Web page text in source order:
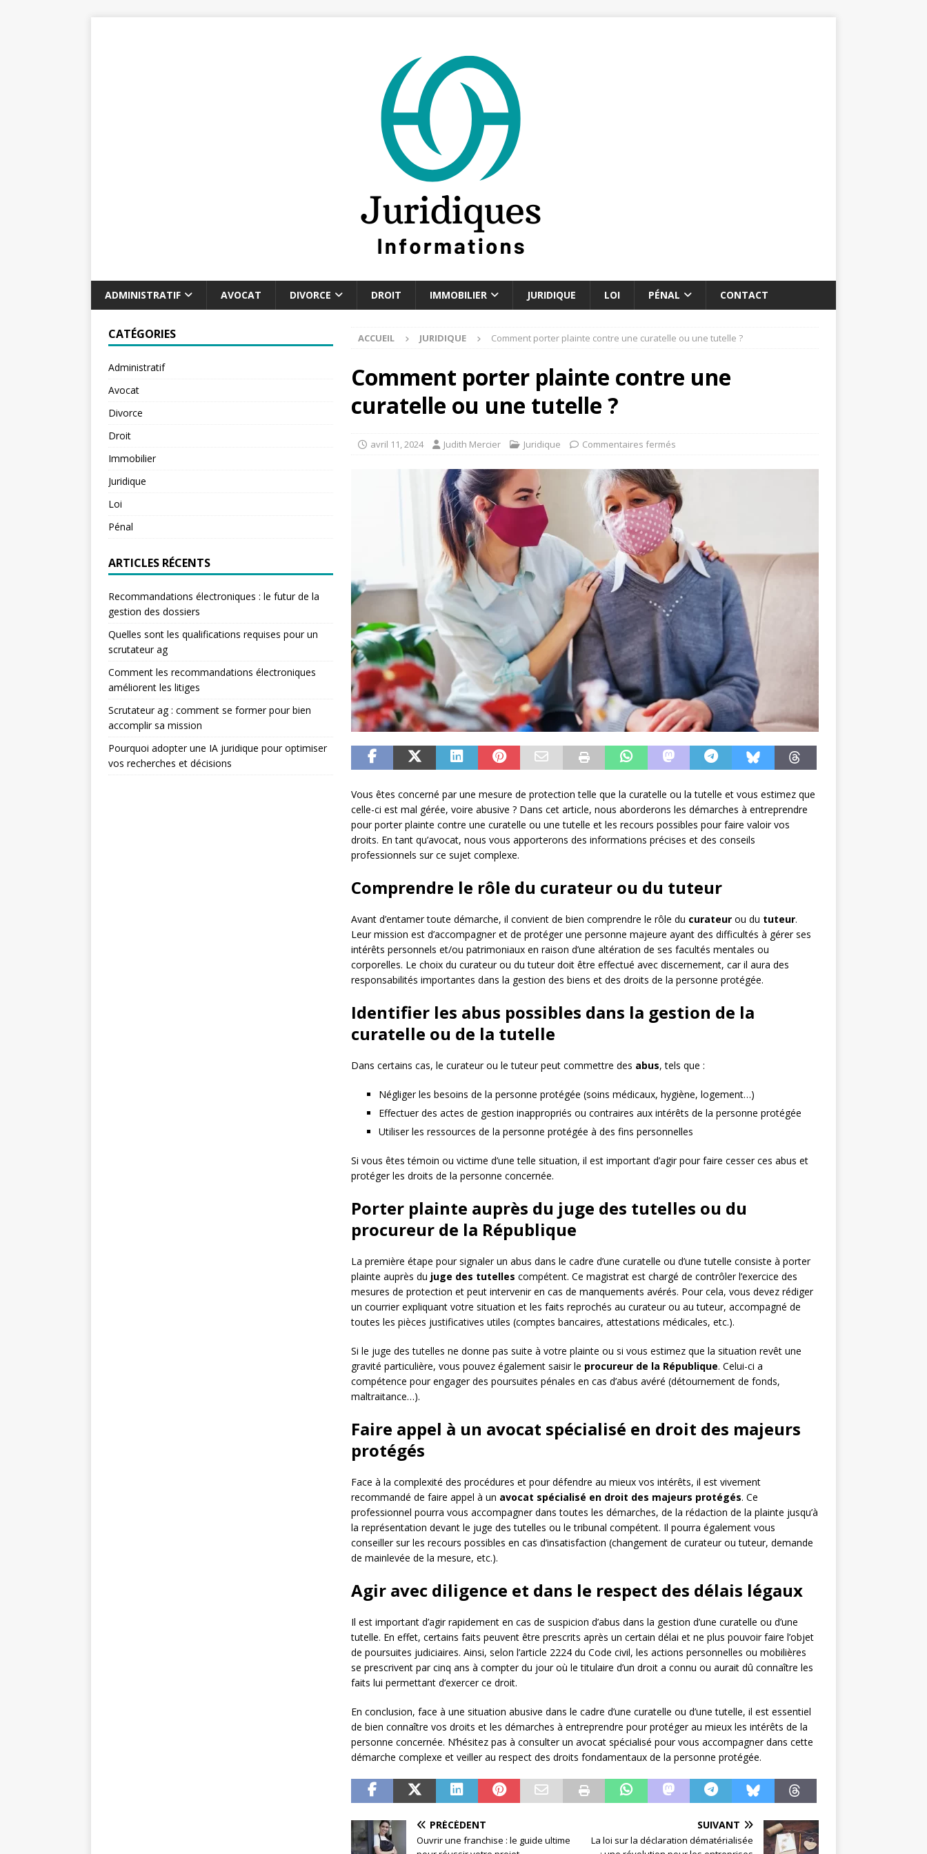
ADMINISTRATIF AVOCAT DIVORCE DROIT IMMOBILIER JURIDIQUE LOI PÉNAL CONTACT
ACCUEIL JURIDIQUE Comment porter plainte contre une curatelle ou une tutelle ?
Comment porter plainte contre une
curatelle ou une tutelle ?
avril 11, 2024 Judith Mercier Juridique Commentaires fermés
Vous êtes concerné par une mesure de protection telle que la curatelle ou la tutelle et vous estimez que
celle-ci est mal gérée, voire abusive ? Dans cet article, nous aborderons les démarches à entreprendre
pour porter plainte contre une curatelle ou une tutelle et les recours possibles pour faire valoir vos
droits. En tant qu’avocat, nous vous apporterons des informations précises et des conseils
professionnels sur ce sujet complexe.
Comprendre le rôle du curateur ou du tuteur
Avant d’entamer toute démarche, il convient de bien comprendre le rôle du curateurou du tuteur.
Leur mission est d’accompagner et de protéger une personne majeure ayant des difficultés à gérer ses
intérêts personnels et/ou patrimoniaux en raison d’une altération de ses facultés mentales ou
corporelles. Le choix du curateur ou du tuteur doit être effectué avec discernement, car il aura des
responsabilités importantes dans la gestion des biens et des droits de la personne protégée.
Identifier les abus possibles dans la gestion de la
curatelle ou de la tutelle
Dans certains cas, le curateur ou le tuteur peut commettre des abus, tels que :
Négliger les besoins de la personne protégée (soins médicaux, hygiène, logement…)
Effectuer des actes de gestion inappropriés ou contraires aux intérêts de la personne protégée
Utiliser les ressources de la personne protégée à des fins personnelles
Si vous êtes témoin ou victime d’une telle situation, il est important d’agir pour faire cesser ces abus et
protéger les droits de la personne concernée.
Porter plainte auprès du juge des tutelles ou du
procureur de la République
La première étape pour signaler un abus dans le cadre d’une curatelle ou d’une tutelle consiste à porter
plainte auprès du juge des tutelles compétent. Ce magistrat est chargé de contrôler l’exercice des
mesures de protection et peut intervenir en cas de manquements avérés. Pour cela, vous devez rédiger
un courrier expliquant votre situation et les faits reprochés au curateur ou au tuteur, accompagné de
toutes les pièces justificatives utiles (comptes bancaires, attestations médicales, etc.).
Si le juge des tutelles ne donne pas suite à votre plainte ou si vous estimez que la situation revêt une
gravité particulière, vous pouvez également saisir le procureur de la République. Celui-ci a
compétence pour engager des poursuites pénales en cas d’abus avéré (détournement de fonds,
maltraitance…).
Faire appel à un avocat spécialisé en droit des majeurs
protégés
Face à la complexité des procédures et pour défendre au mieux vos intérêts, il est vivement
recommandé de faire appel à un avocat spécialisé en droit des majeurs protégés. Ce
professionnel pourra vous accompagner dans toutes les démarches, de la rédaction de la plainte jusqu’à
la représentation devant le juge des tutelles ou le tribunal compétent. Il pourra également vous
conseiller sur les recours possibles en cas d’insatisfaction (changement de curateur ou tuteur, demande
de mainlevée de la mesure, etc.).
Agir avec diligence et dans le respect des délais légaux
Il est important d’agir rapidement en cas de suspicion d’abus dans la gestion d’une curatelle ou d’une
tutelle. En effet, certains faits peuvent être prescrits après un certain délai et ne plus pouvoir faire l’objet
de poursuites judiciaires. Ainsi, selon l’article 2224 du Code civil, les actions personnelles ou mobilières
se prescrivent par cinq ans à compter du jour où le titulaire d’un droit a connu ou aurait dû connaître les
faits lui permettant d’exercer ce droit.
En conclusion, face à une situation abusive dans le cadre d’une curatelle ou d’une tutelle, il est essentiel
de bien connaître vos droits et les démarches à entreprendre pour protéger au mieux les intérêts de la
personne concernée. N’hésitez pas à consulter un avocat spécialisé pour vous accompagner dans cette
démarche complexe et veiller au respect des droits fondamentaux de la personne protégée.
PRÉCÉDENT
Ouvrir une franchise : le guide ultime
SUIVANT
La loi sur la déclaration dématérialisée
CATÉGORIES
Administratif
Avocat
Divorce
Droit
Immobilier
Juridique
Loi
Pénal
ARTICLES RÉCENTS
Recommandations électroniques : le futur de la
gestion des dossiers
Quelles sont les qualifications requises pour un
scrutateur ag
Comment les recommandations électroniques
améliorent les litiges
Scrutateur ag : comment se former pour bien
accomplir sa mission
Pourquoi adopter une IA juridique pour optimiser
vos recherches et décisions